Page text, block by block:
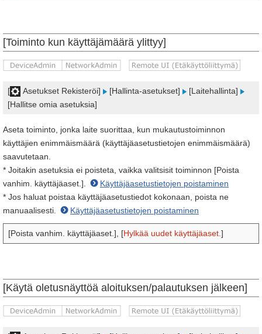
[Toiminto kun käyttäjämäärä ylittyy]
[ Asetukset Rekisteröi] [Hallinta-asetukset]
[Laitehallinta]
[Hallitse omia asetuksia]
Aseta toiminto, jonka laite suorittaa, kun mukautustoiminnon
käyttäjien enimmäismäärä (käyttäjäasetustietojen enimmäismäärä)
saavutetaan.
* Joitakin asetuksia ei poisteta, vaikka valitsisit toiminnon [Poista
vanhim. käyttäjäaset.].
Käyttäjäasetustietojen poistaminen
* Jos haluat poistaa käyttäjäasetustiedot kokonaan, poista ne
manuaalisesti.
Käyttäjäasetustietojen poistaminen
[Poista vanhim. käyttäjäaset.], [Hylkää uudet käyttäjäaset. ]
[Käytä oletusnäyttöä aloituksen/palautuksen jälkeen]